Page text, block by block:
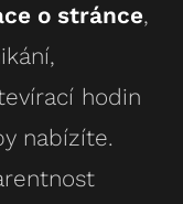
o stránce,
hodin
nabízíte.